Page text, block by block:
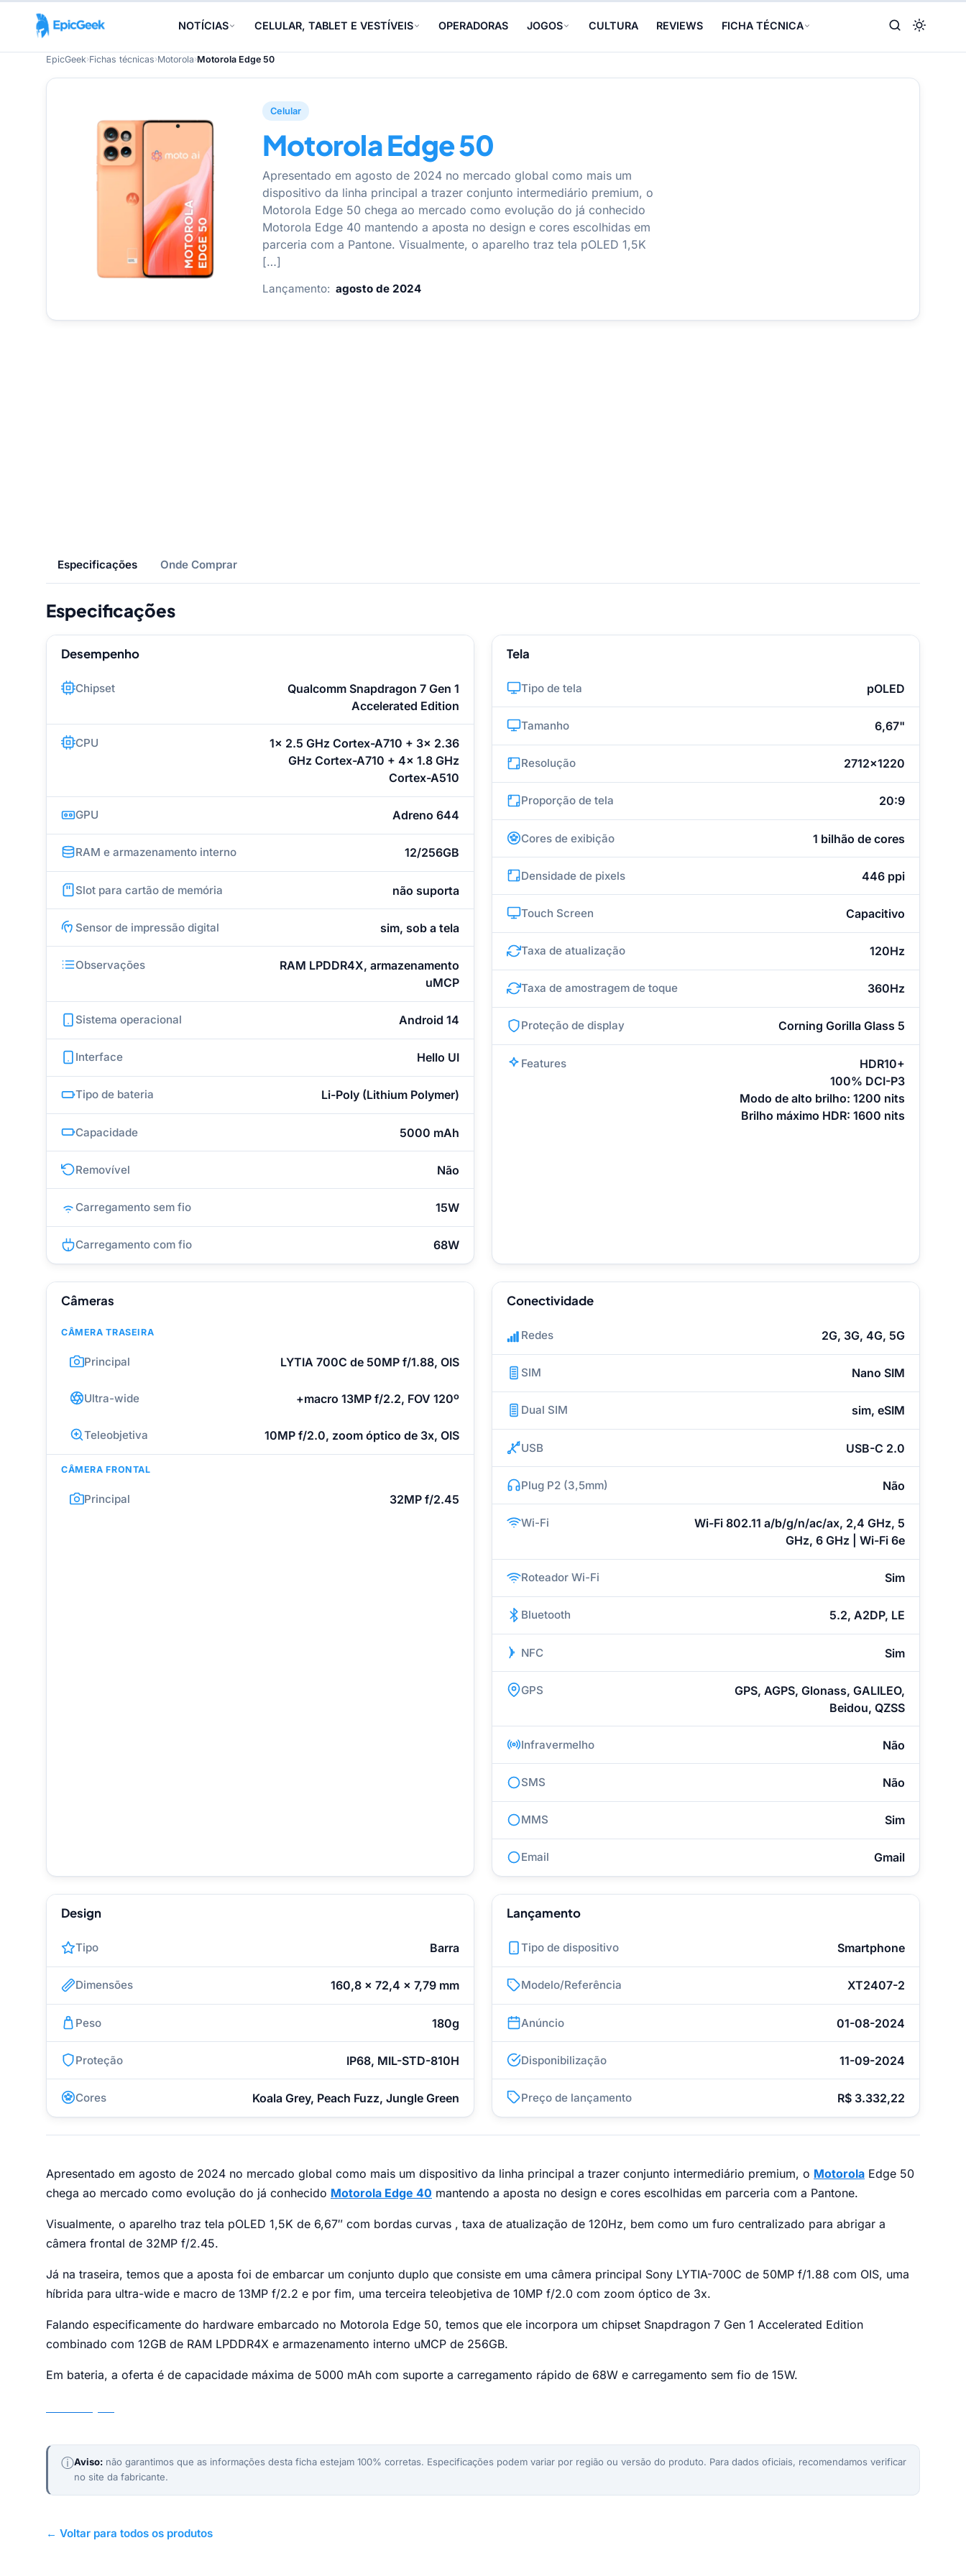
NOTÍCIAS CELULAR, TABLET E VESTÍVEIS OPERADORAS JOGOS CULTURA REVIEWS FICHA TÉCNICA
EpicGeek›Fichas técnicas›Motorola›Motorola Edge 50
Celular
Motorola Edge 50
Apresentado em agosto de 2024 no mercado global como mais um
dispositivo da linha principal a trazer conjunto intermediário premium, o
Motorola Edge 50 chega ao mercado como evolução do já conhecido
Motorola Edge 40 mantendo a aposta no design e cores escolhidas em
parceria com a Pantone. Visualmente, o aparelho traz tela pOLED 1,5K
[…]
Lançamento: agosto de 2024
Especificações Onde Comprar
Especificações
Desempenho
Chipset
Qualcomm Snapdragon 7 Gen 1
Accelerated Edition
CPU
1x 2.5 GHz Cortex-A710 + 3x 2.36
GHz Cortex-A710 + 4x 1.8 GHz
Cortex-A510
GPU Adreno 644
RAM e armazenamento interno 12/256GB
Slot para cartão de memória não suporta
Sensor de impressão digital sim, sob a tela
Observações
RAM LPDDR4X, armazenamento
uMCP
Sistema operacional Android 14
Interface Hello UI
Tipo de bateria Li-Poly (Lithium Polymer)
Capacidade 5000 mAh
Removível Não
Carregamento sem fio 15W
Carregamento com fio 68W
Tela
Tipo de tela pOLED
Tamanho 6,67"
Resolução 2712x1220
Proporção de tela 20:9
Cores de exibição 1 bilhão de cores
Densidade de pixels 446 ppi
Touch Screen Capacitivo
Taxa de atualização 120Hz
Taxa de amostragem de toque 360Hz
Proteção de display Corning Gorilla Glass 5
Features
HDR10+
100% DCI-P3
Modo de alto brilho: 1200 nits
Brilho máximo HDR: 1600 nits
Câmeras
CÂMERA TRASEIRA
Principal LYTIA 700C de 50MP f/1.88, OIS
Ultra-wide +macro 13MP f/2.2, FOV 120º
Teleobjetiva 10MP f/2.0, zoom óptico de 3x, OIS
CÂMERA FRONTAL
Principal 32MP f/2.45
Conectividade
Redes 2G, 3G, 4G, 5G
SIM Nano SIM
Dual SIM sim, eSIM
USB USB-C 2.0
Plug P2 (3,5mm) Não
Wi-Fi
Wi-Fi 802.11 a/b/g/n/ac/ax, 2,4 GHz, 5
GHz, 6 GHz | Wi-Fi 6e
Roteador Wi-Fi Sim
Bluetooth 5.2, A2DP, LE
NFC Sim
GPS
GPS, AGPS, Glonass, GALILEO,
Beidou, QZSS
Infravermelho Não
SMS Não
MMS Sim
Email Gmail
Design
Tipo Barra
Dimensões 160,8 x 72,4 x 7,79 mm
Peso 180g
Proteção IP68, MIL-STD-810H
Cores Koala Grey, Peach Fuzz, Jungle Green
Lançamento
Tipo de dispositivo Smartphone
Modelo/Referência XT2407-2
Anúncio 01-08-2024
Disponibilização 11-09-2024
Preço de lançamento R$ 3.332,22
Apresentado em agosto de 2024 no mercado global como mais um dispositivo da linha principal a trazer conjunto intermediário premium, o Motorola Edge 50
chega ao mercado como evolução do já conhecido Motorola Edge 40 mantendo a aposta no design e cores escolhidas em parceria com a Pantone.
Visualmente, o aparelho traz tela pOLED 1,5K de 6,67″ com bordas curvas , taxa de atualização de 120Hz, bem como um furo centralizado para abrigar a
câmera frontal de 32MP f/2.45.
Já na traseira, temos que a aposta foi de embarcar um conjunto duplo que consiste em uma câmera principal Sony LYTIA-700C de 50MP f/1.88 com OIS, uma
híbrida para ultra-wide e macro de 13MP f/2.2 e por fim, uma terceira teleobjetiva de 10MP f/2.0 com zoom óptico de 3x.
Falando especificamente do hardware embarcado no Motorola Edge 50, temos que ele incorpora um chipset Snapdragon 7 Gen 1 Accelerated Edition
combinado com 12GB de RAM LPDDR4X e armazenamento interno uMCP de 256GB.
Em bateria, a oferta é de capacidade máxima de 5000 mAh com suporte a carregamento rápido de 68W e carregamento sem fio de 15W.
ⓘAviso:não garantimos que as informações desta ficha estejam 100% corretas. Especificações podem variar por região ou versão do produto. Para dados oficiais, recomendamos verificar
no site da fabricante.
← Voltar para todos os produtos